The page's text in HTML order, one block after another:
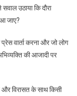
उठाया कि दौरा
आ जाए?
वार्ता करना और जो लोग
की आजादी पर
विरासत के साथ किसी